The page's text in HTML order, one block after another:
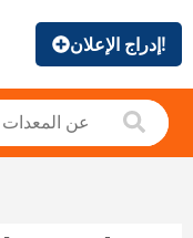
إدراج الإعلان!